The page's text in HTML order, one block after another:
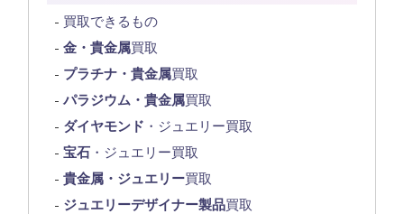
買取できるもの
金・貴金属買取
プラチナ・貴金属買取
パラジウム・貴金属買取
ダイヤモンド ・ジュエリー買取
宝石 ・ジュエリー買取
貴金属・ジュエリー買取
ジュエリーデザイナー製品買取